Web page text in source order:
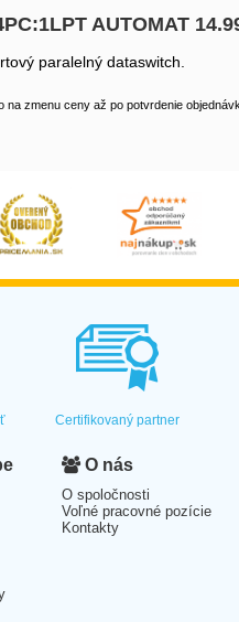
AUTOMAT
paralelný dataswitch.
na zmenu ceny až po potvrdenie
Certifikovaný partner
O nás
O spoločnosti
Voľné pracovné pozície
Kontakty